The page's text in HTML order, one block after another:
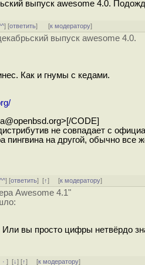
выпуск awesome 4.0.
] [ответить] [к модератору]
выпуск awesome 4.0.
Как и гнумы с кедами.
CODE]
не совпадает с
пингвина на другой, обычно все
] [ответить][↑] [к модератору]
Awesome 4.1"
вы просто цифры нетвёрдо
·][↓] [↑] [к модератору]